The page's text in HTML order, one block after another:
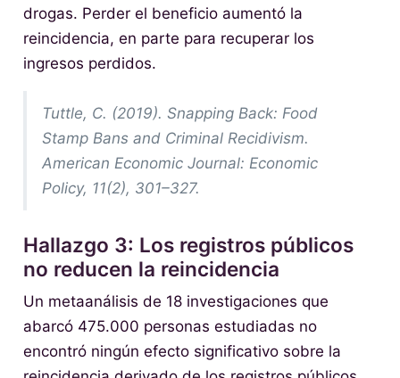
drogas. Perder el beneficio aumentó la
reincidencia, en parte para recuperar los
ingresos perdidos.
Tuttle, C. (2019). Snapping Back: Food
Stamp Bans and Criminal Recidivism.
American Economic Journal: Economic
Policy, 11(2), 301–327.
Hallazgo 3: Los registros públicos
no reducen la reincidencia
Un metaanálisis de 18 investigaciones que
abarcó 475.000 personas estudiadas no
encontró ningún efecto significativo sobre la